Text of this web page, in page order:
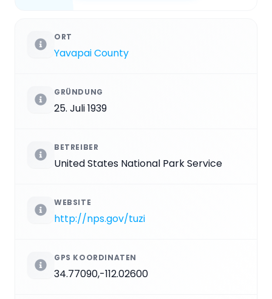
ORT
Yavapai County
GRÜNDUNG
25. Juli 1939
BETREIBER
United States National Park Service
WEBSITE
http://nps.gov/tuzi
GPS KOORDINATEN
34.77090,-112.02600